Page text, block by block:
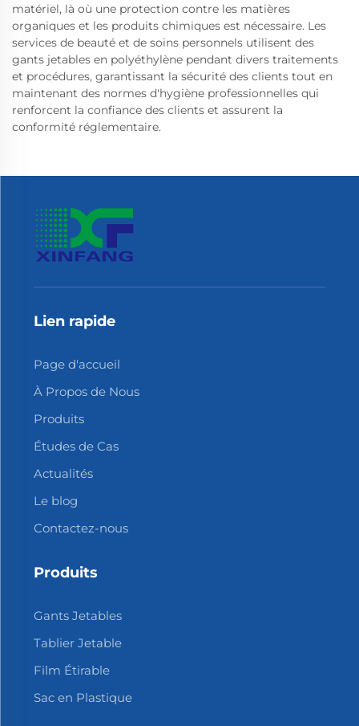
matériel, là où une protection contre les matières
organiques et les produits chimiques est nécessaire. Les
services de beauté et de soins personnels utilisent des
gants jetables en polyéthylène pendant divers traitements
et procédures, garantissant la sécurité des clients tout en
maintenant des normes d'hygiène professionnelles qui
renforcent la confiance des clients et assurent la
conformité réglementaire.
Lien rapide
Page d'accueil
À Propos de Nous
Produits
Études de Cas
Actualités
Le blog
Contactez-nous
Produits
Gants Jetables
Tablier Jetable
Film Étirable
Sac en Plastique